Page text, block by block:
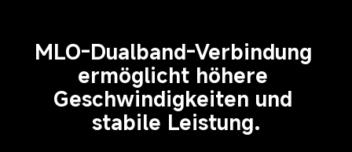
MLO-Dualband-Verbindung
ermöglicht höhere
Geschwindigkeiten und
stabile Leistung.